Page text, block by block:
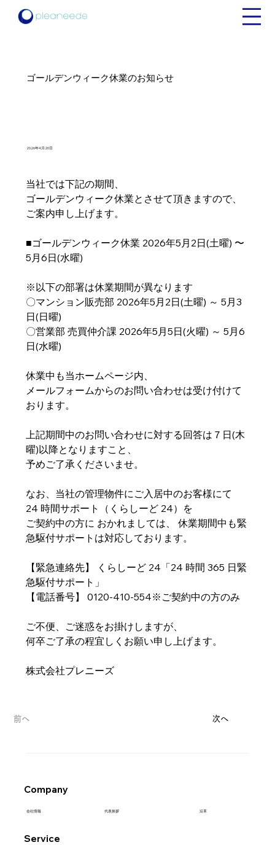
ゴールデンウィーク休業のお知らせ
2026年4月20日
当社では下記の期間、
ゴールデンウィーク休業とさせて頂きますので、
ご案内申し上げます。
■ゴールデンウィーク休業 2026年5月2日(土曜) 〜
5月6日(水曜)
※以下の部署は休業期間が異なります
〇マンション販売部 2026年5月2日(土曜) ～ 5月3
日(日曜)
〇営業部 売買仲介課 2026年5月5日(火曜) ～ 5月6
日(水曜)
休業中も当ホームページ内、
メールフォームからのお問い合わせは受け付けて
おります。
上記期間中のお問い合わせに対する回答は７日(木
曜)以降となりますこと、
予めご了承くださいませ。
なお、当社の管理物件にご入居中のお客様にて
24 時間サポート（くらしーど 24）を
ご契約中の方に おかれましては、 休業期間中も緊
急駆付サポートは対応しております。
【緊急連絡先】 くらしーど 24「24 時間 365 日緊
急駆付サポート」
【電話番号】 0120-410-554※ご契約中の方のみ
ご不便、ご迷惑をお掛けしますが、
何卒ご了承の程宜しくお願い申し上げます。
株式会社プレニーズ
前へ 次へ
Company
Service
会社情報 代表挨拶 沿革